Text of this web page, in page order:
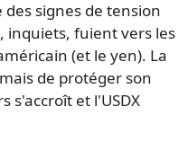
signes de tension
inquiets, fuient vers les
(et le yen). La
de protéger son
s'accroît et l'USDX